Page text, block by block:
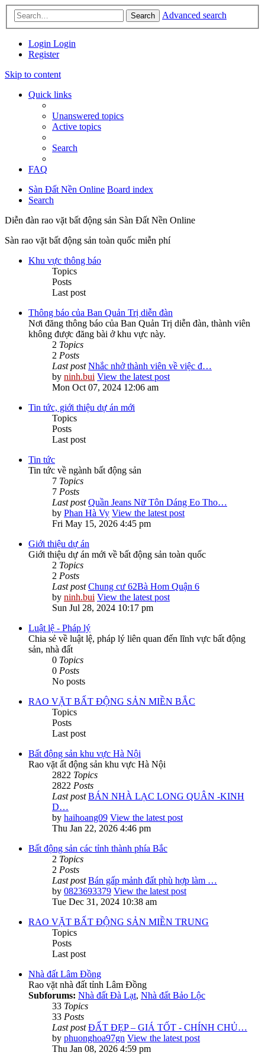
Search Advanced search
Login Login
Register
Skip to content
Quick links
Unanswered topics
Active topics
Search
FAQ
Sàn Đất Nền Online Board index
Search
Diễn đàn rao vặt bất động sản Sàn Đất Nền Online
Sàn rao vặt bất động sản toàn quốc miễn phí
Khu vực thông báo
Topics
Posts
Last post
Thông báo của Ban Quản Trị diễn đàn
Nơi đăng thông báo của Ban Quản Trị diễn đàn, thành viên
không được đăng bài ở khu vực này.
2 Topics
2 Posts
Last post Nhắc nhở thành viên về việc đ…
by ninh.bui View the latest post
Mon Oct 07, 2024 12:06 am
Tin tức, giới thiệu dự án mới
Topics
Posts
Last post
Tin tức
Tin tức về ngành bất động sản
7 Topics
7 Posts
Last post Quần Jeans Nữ Tôn Dáng Eo Tho…
by Phan Hà Vy View the latest post
Fri May 15, 2026 4:45 pm
Giới thiệu dự án
Giới thiệu dự án mới về bất động sản toàn quốc
2 Topics
2 Posts
Last post Chung cư 62Bà Hom Quận 6
by ninh.bui View the latest post
Sun Jul 28, 2024 10:17 pm
Luật lệ - Pháp lý
Chia sẻ về luật lệ, pháp lý liên quan đến lĩnh vực bất động
sản, nhà đất
0 Topics
0 Posts
No posts
RAO VẶT BẤT ĐỘNG SẢN MIỀN BẮC
Topics
Posts
Last post
Bất động sản khu vực Hà Nội
Rao vặt ất động sản khu vực Hà Nội
2822 Topics
2822 Posts
Last post BÁN NHÀ LẠC LONG QUÂN -KINH
D…
by haihoang09 View the latest post
Thu Jan 22, 2026 4:46 pm
Bất động sản các tỉnh thành phía Bắc
2 Topics
2 Posts
Last post Bán gấp mảnh đất phù hợp làm …
by 0823693379 View the latest post
Tue Dec 31, 2024 10:38 am
RAO VẶT BẤT ĐỘNG SẢN MIỀN TRUNG
Topics
Posts
Last post
Nhà đất Lâm Đồng
Rao vặt nhà đất tỉnh Lâm Đồng
Subforums: Nhà đất Đà Lạt, Nhà đất Bảo Lộc
33 Topics
33 Posts
Last post ĐẤT ĐẸP – GIÁ TỐT - CHÍNH CHỦ…
by phuonghoa97gn View the latest post
Thu Jan 08, 2026 4:59 pm